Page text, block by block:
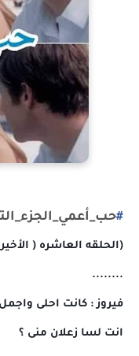
#
(الحلقه العاشره (
........
فيروز : كانت احلى
انت لسا زعلان منى ؟